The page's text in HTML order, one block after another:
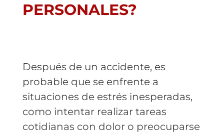
PERSONALES?
Después de un accidente, es
probable que se enfrente a
situaciones de estrés inesperadas,
como intentar realizar tareas
cotidianas con dolor o preocuparse